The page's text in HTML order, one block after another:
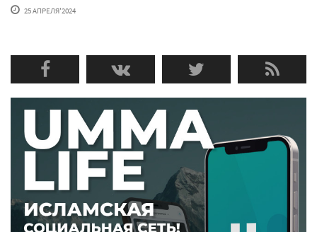
25 АПРЕЛЯ'2024